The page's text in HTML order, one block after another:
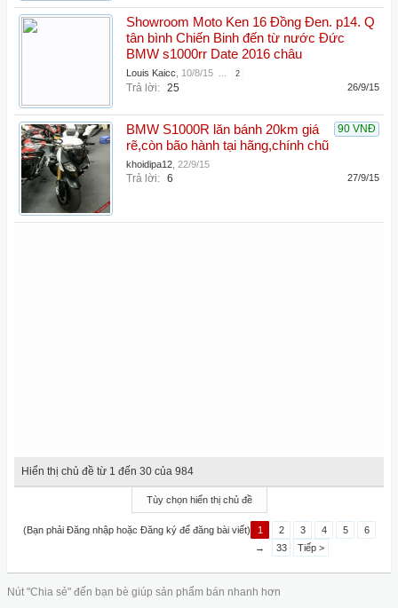
Showroom Moto Ken 16 Đồng Đen. p14. Q
tân bình Chiến Binh đến từ nước Đức
BMW s1000rr Date 2016 châu
Louis Kaicc 10/8/15 ... 2
Trả lời: 25 26/9/15
90 VNĐ
BMW S1000R lăn bánh 20km giá
rẽ,còn bão hành tại hãng,chính chũ
khoidipa12 22/9/15
Trả lời: 6 27/9/15
Hiển thị chủ đề từ 1 đến 30 của 984
Tùy chọn hiển thị chủ đề
(Bạn phải Đăng nhập hoặc Đăng ký để đăng bài viết) 1 2 3 4 5
6
→
33 Tiếp >
Nút "Chia sẻ" đến bạn bè giúp sản phẩm bán nhanh hơn